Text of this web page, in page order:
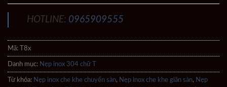
HOTLINE: 0965909555
Mã: T8x
Danh mục: Nẹp inox 304 chữ T
Từ khóa: Nẹp inox che khe chuyển sàn, Nẹp inox che khe giãn sàn, Nẹp